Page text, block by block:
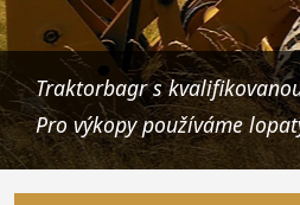
Traktorbagr s
Pro výkopy používáme